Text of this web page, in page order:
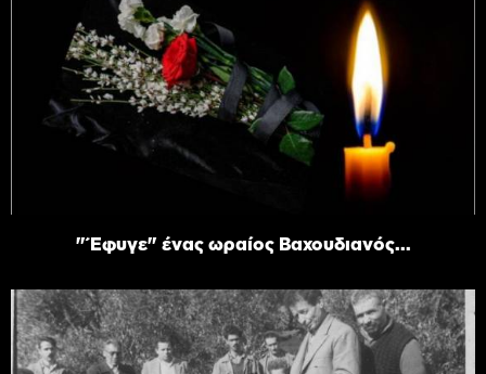
"Έφυγε" ένας ωραίος Βαχουδιανός...